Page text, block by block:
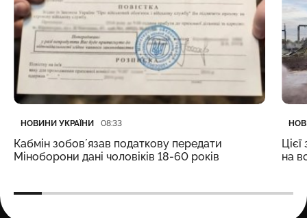
Категорія
НОВИНИ УКРАЇНИ
Дата публікації 08:33
Кабмін зобовʼязав податкову передати
Міноборони дані чоловіків 18-60 років
на